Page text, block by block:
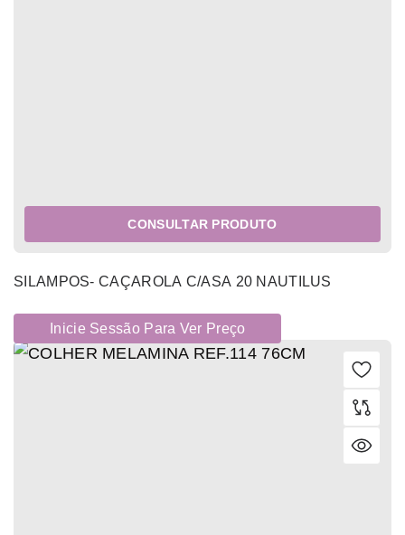
CONSULTAR PRODUTO
SILAMPOS- CAÇAROLA C/ASA 20 NAUTILUS
Inicie Sessão Para Ver Preço